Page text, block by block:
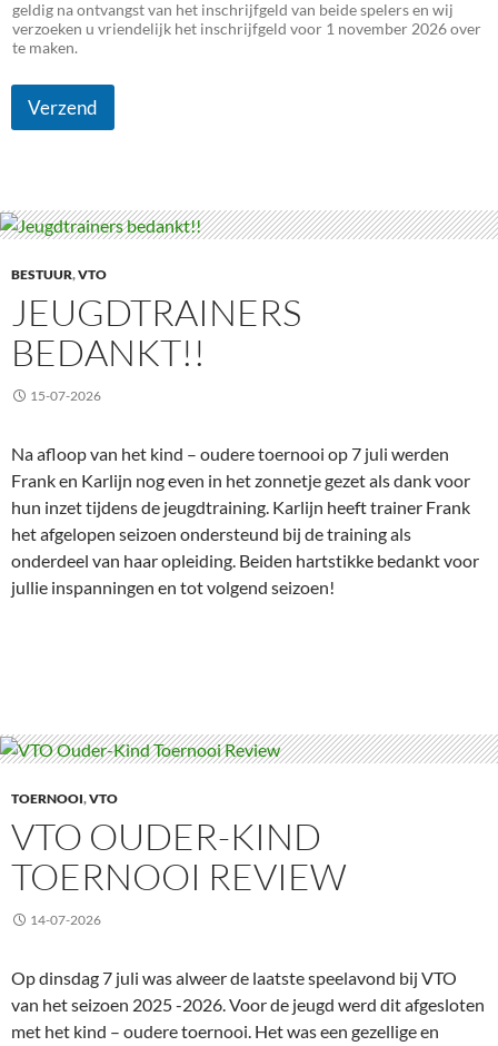
geldig na ontvangst van het inschrijfgeld van beide spelers en wij
verzoeken u vriendelijk het inschrijfgeld voor 1 november 2026 over
te maken.
Verzend
BESTUUR,VTO
JEUGDTRAINERS
BEDANKT!!
15-07-2026
Na afloop van het kind – oudere toernooi op 7 juli werden
Frank en Karlijn nog even in het zonnetje gezet als dank voor
hun inzet tijdens de jeugdtraining. Karlijn heeft trainer Frank
het afgelopen seizoen ondersteund bij de training als
onderdeel van haar opleiding. Beiden hartstikke bedankt voor
jullie inspanningen en tot volgend seizoen!
TOERNOOI,VTO
VTO OUDER-KIND
TOERNOOI REVIEW
14-07-2026
Op dinsdag 7 juli was alweer de laatste speelavond bij VTO
van het seizoen 2025 -2026. Voor de jeugd werd dit afgesloten
met het kind – oudere toernooi. Het was een gezellige en